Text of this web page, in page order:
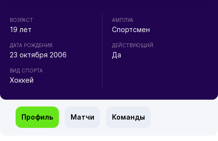
ВОЗРАСТ
19 лет
ДАТА РОЖДЕНИЯ
23 октября 2006
ВИД СПОРТА
Хоккей
АМПЛУА
Спортсмен
ДЕЙСТВУЮЩИЙ
Да
Профиль Матчи Команды